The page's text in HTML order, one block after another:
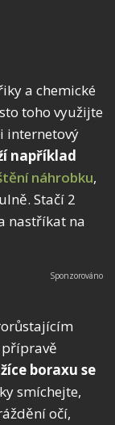
a chemické
toho využijte
internetový
například
náhrobku,
Stačí 2
nastříkat na
boraxu se
smíchejte,
očí,